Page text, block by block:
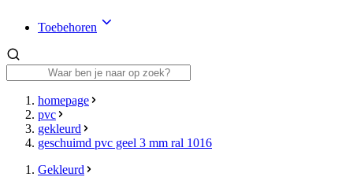
Toebehoren
homepage
pvc
gekleurd
geschuimd pvc geel 3 mm ral 1016
Gekleurd